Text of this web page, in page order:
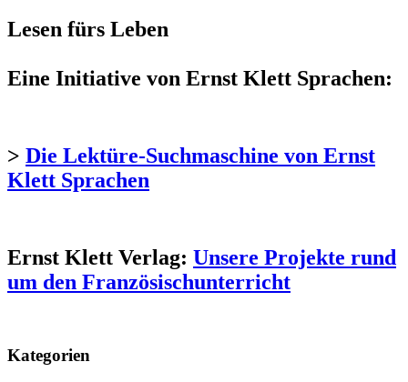
Lesen fürs Leben
Eine Initiative von Ernst Klett Sprachen:
> Die Lektüre-Suchmaschine von Ernst
Klett Sprachen
Ernst Klett Verlag: Unsere Projekte rund
um den Französischunterricht
Kategorien